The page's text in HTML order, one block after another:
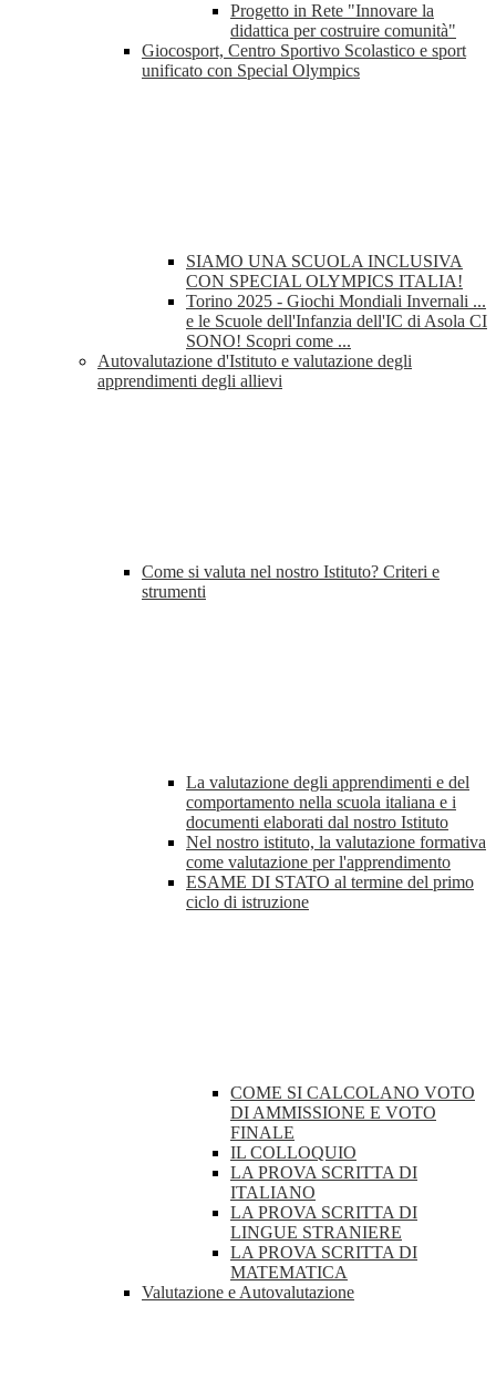
Progetto in Rete "Innovare la
didattica per costruire comunità"
Giocosport, Centro Sportivo Scolastico e sport
unificato con Special Olympics
SIAMO UNA SCUOLA INCLUSIVA
CON SPECIAL OLYMPICS ITALIA!
Torino 2025 - Giochi Mondiali Invernali ...
e le Scuole dell'Infanzia dell'IC di Asola CI
SONO! Scopri come ...
Autovalutazione d'Istituto e valutazione degli
apprendimenti degli allievi
Come si valuta nel nostro Istituto? Criteri e
strumenti
La valutazione degli apprendimenti e del
comportamento nella scuola italiana e i
documenti elaborati dal nostro Istituto
Nel nostro istituto, la valutazione formativa
come valutazione per l'apprendimento
ESAME DI STATO al termine del primo
ciclo di istruzione
COME SI CALCOLANO VOTO
DI AMMISSIONE E VOTO
FINALE
IL COLLOQUIO
LA PROVA SCRITTA DI
ITALIANO
LA PROVA SCRITTA DI
LINGUE STRANIERE
LA PROVA SCRITTA DI
MATEMATICA
Valutazione e Autovalutazione